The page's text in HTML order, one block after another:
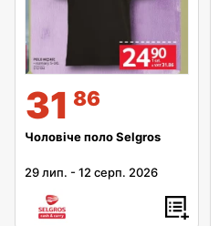
31 86
Чоловіче поло Selgros
29 лип. -12 серп. 2026